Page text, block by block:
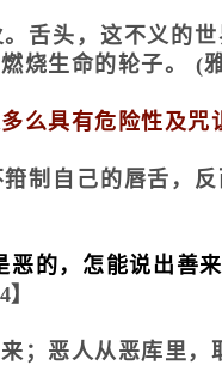
舌头，这不义的
烧生命的轮子。 (
么具有危险性及咒
制自己的唇舌，
恶的，怎能说出善
；恶人从恶库里，